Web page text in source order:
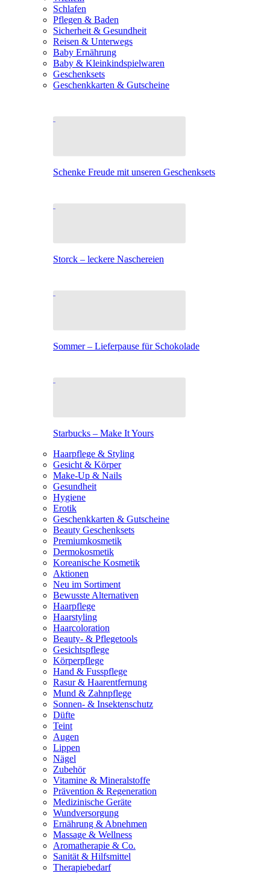
Schlafen
Pflegen & Baden
Sicherheit & Gesundheit
Reisen & Unterwegs
Baby Ernährung
Baby & Kleinkindspielwaren
Geschenksets
Geschenkkarten & Gutscheine
Schenke Freude mit unseren Geschenksets
Storck – leckere Naschereien
Sommer – Lieferpause für Schokolade
Starbucks – Make It Yours
Haarpflege & Styling
Gesicht & Körper
Make-Up & Nails
Gesundheit
Hygiene
Erotik
Geschenkkarten & Gutscheine
Beauty Geschenksets
Premiumkosmetik
Dermokosmetik
Koreanische Kosmetik
Aktionen
Neu im Sortiment
Bewusste Alternativen
Haarpflege
Haarstyling
Haarcoloration
Beauty- & Pflegetools
Gesichtspflege
Körperpflege
Hand & Fusspflege
Rasur & Haarentfernung
Mund & Zahnpflege
Sonnen- & Insektenschutz
Düfte
Teint
Augen
Lippen
Nägel
Zubehör
Vitamine & Mineralstoffe
Prävention & Regeneration
Medizinische Geräte
Wundversorgung
Ernährung & Abnehmen
Massage & Wellness
Aromatherapie & Co.
Sanität & Hilfsmittel
Therapiebedarf